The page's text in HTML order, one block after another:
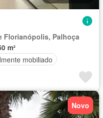
Florianópolis, Palhoça
m²
mobiliado
Novo